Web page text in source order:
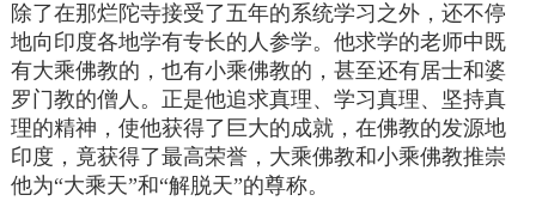
除了在那烂陀寺接受了五年的系统学习之外，还不停
地向印度各地学有专长的人参学。他求学的老师中既
有大乘佛教的，也有小乘佛教的，甚至还有居士和婆
罗门教的僧人。正是他追求真理、学习真理、坚持真
理的精神，使他获得了巨大的成就，在佛教的发源地
印度，竟获得了最高荣誉，大乘佛教和小乘佛教推崇
他为“大乘天”和“解脱天”的尊称。